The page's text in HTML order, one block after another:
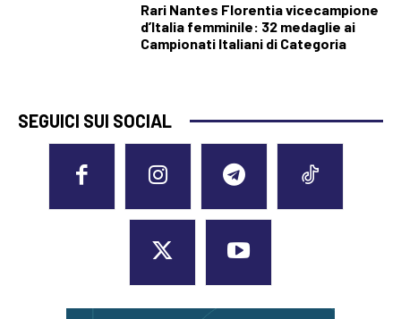
Rari Nantes Florentia vicecampione
d’Italia femminile: 32 medaglie ai
Campionati Italiani di Categoria
SEGUICI SUI SOCIAL